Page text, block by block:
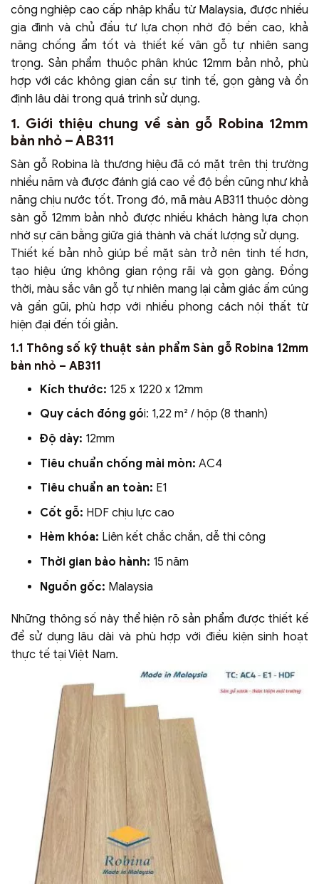
công nghiệp cao cấp nhập khẩu từ Malaysia, được nhiều
gia đình và chủ đầu tư lựa chọn nhờ độ bền cao, khả
năng chống ẩm tốt và thiết kế vân gỗ tự nhiên sang
trọng. Sản phẩm thuộc phân khúc 12mm bản nhỏ, phù
hợp với các không gian cần sự tinh tế, gọn gàng và ổn
định lâu dài trong quá trình sử dụng.
1. Giới thiệu chung về sàn gỗ Robina 12mm
bản nhỏ – AB311
Sàn gỗ Robina là thương hiệu đã có mặt trên thị trường
nhiều năm và được đánh giá cao về độ bền cũng như khả
năng chịu nước tốt. Trong đó, mã màu AB311 thuộc dòng
sàn gỗ 12mm bản nhỏ được nhiều khách hàng lựa chọn
nhờ sự cân bằng giữa giá thành và chất lượng sử dụng.
Thiết kế bản nhỏ giúp bề mặt sàn trở nên tinh tế hơn,
tạo hiệu ứng không gian rộng rãi và gọn gàng. Đồng
thời, màu sắc vân gỗ tự nhiên mang lại cảm giác ấm cúng
và gần gũi, phù hợp với nhiều phong cách nội thất từ
hiện đại đến tối giản.
1.1 Thông số kỹ thuật sản phẩm Sàn gỗ Robina 12mm
bản nhỏ – AB311
Kích thước: 125 x 1220 x 12mm
Quy cách đóng gói: 1,22 m² / hộp (8 thanh)
Độ dày: 12mm
Tiêu chuẩn chống mài mòn: AC4
Tiêu chuẩn an toàn: E1
Cốt gỗ: HDF chịu lực cao
Hèm khóa: Liên kết chắc chắn, dễ thi công
Thời gian bảo hành: 15 năm
Nguồn gốc: Malaysia
Những thông số này thể hiện rõ sản phẩm được thiết kế
để sử dụng lâu dài và phù hợp với điều kiện sinh hoạt
thực tế tại Việt Nam.